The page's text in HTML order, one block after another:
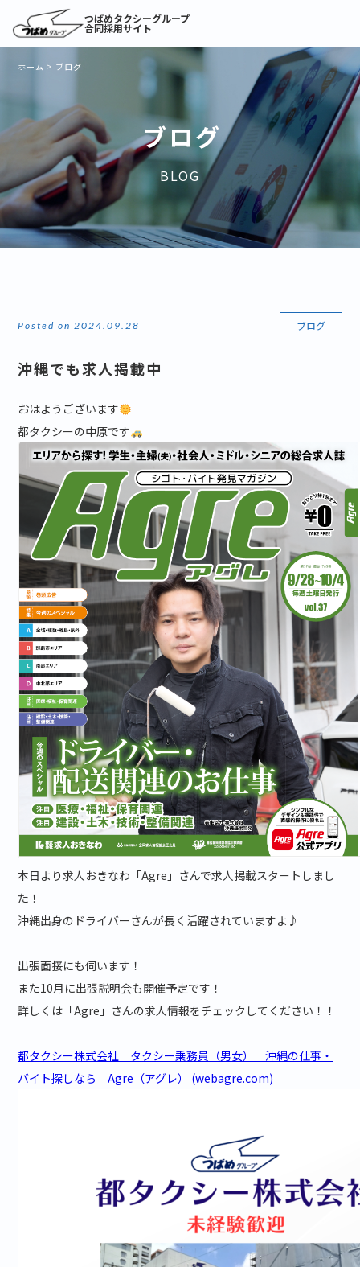
つばめタクシーグループ
合同採用サイト
ホーム > ブログ
ブログ
BLOG
Posted on 2024.09.28 ブログ
沖縄でも求人掲載中
おはようございます
都タクシーの中原です
本日より求人おきなわ「Agre」さんで求人掲載スタートしまし
た！
沖縄出身のドライバーさんが長く活躍されていますよ♪
出張面接にも伺います！
また10月に出張説明会も開催予定です！
詳しくは「Agre」さんの求人情報をチェックしてください！！
都タクシー株式会社｜タクシー乗務員（男女）｜沖縄の仕事・
バイト探しなら Agre（アグレ） (webagre.com)